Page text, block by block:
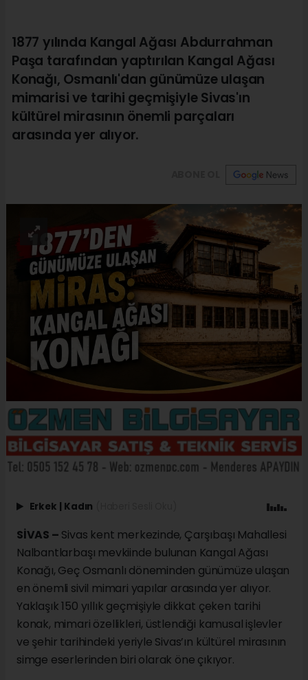
1877 yılında Kangal Ağası Abdurrahman
Paşa tarafından yaptırılan Kangal Ağası
Konağı, Osmanlı'dan günümüze ulaşan
mimarisi ve tarihi geçmişiyle Sivas'ın
kültürel mirasının önemli parçaları
arasında yer alıyor.
Erkek Kadın
SİVAS – Sivas kent merkezinde, Çarşıbaşı Mahallesi
Nalbantlarbaşı mevkiinde bulunan Kangal Ağası
Konağı, Geç Osmanlı döneminden günümüze ulaşan
en önemli sivil mimari yapılar arasında yer alıyor.
Yaklaşık 150 yıllık geçmişiyle dikkat çeken tarihi
konak, mimari özellikleri, üstlendiği kamusal işlevler
ve şehir tarihindeki yeriyle Sivas’ın kültürel mirasının
simge eserlerinden biri olarak öne çıkıyor.